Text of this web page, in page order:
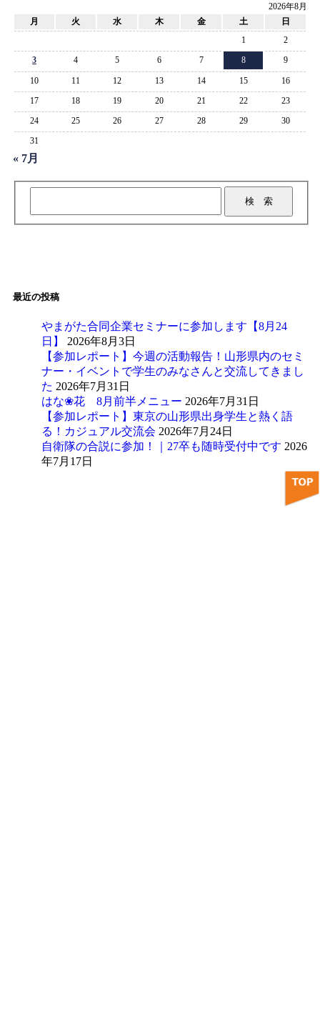
2026年8月
月
火 水 木 金 土
日
1
2
3
4 5 6 7 8 9
10 11 12 13 14 15
16
17
18 19 20 21 22
23
24
25 26 27 28 29
30
31
« 7月
最近の投稿
やまがた合同企業セミナーに参加します【8月24
日】
2026年8月3日
【参加レポート】今週の活動報告！山形県内のセミ
ナー・イベントで学生のみなさんと交流してきまし
た 2026年7月31日
はな❀花 8月前半メニュー 2026年7月31日
【参加レポート】東京の山形県出身学生と熱く語
る！カジュアル交流会 2026年7月24日
自衛隊の合説に参加！｜27卒も随時受付中です 2026
年7月17日